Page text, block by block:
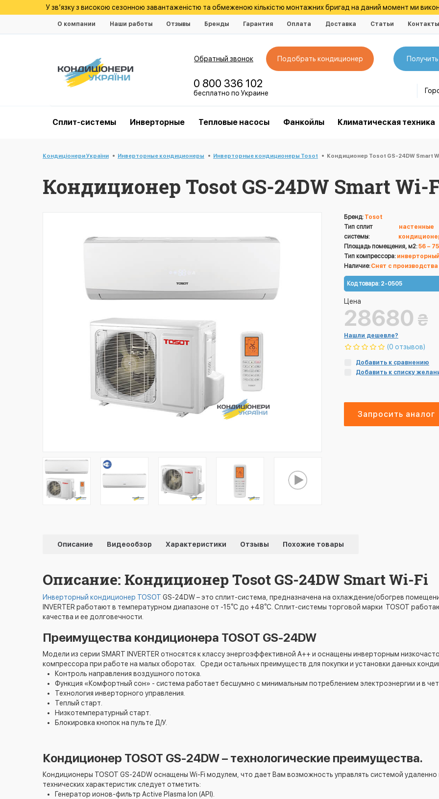
У зв’язку з високою сезонною завантаженістю та обмеженою кількістю монтажних бригад на даний момент ми
О компании Наши работы Отзывы Бренды Гарантия Оплата Доставка Статьи Контакты
Обратный звонок Подобрать кондиционер
0 800 336 102
бесплатно по Украине
Cплит-системы Инверторные Тепловые насосы Фанкойлы Климатическая техника
Кондиціонери України Инверторные кондиционеры Инверторные кондиционеры Tosot Кондиционер Tosot GS-24DW Smart
Кондиционер Tosot GS-24DW Smart Wi-
Бренд: Tosot
Тип сплит
системы:
настенные
Площадь помещения, м2:56 – 75
Тип компрессора:
Наличие:Снят с производства
Код товара: 2-0505
Цена
28680 ₴
Нашли дешевле?
(0 отзывов)
Добавить к сравнению
Добавить к списку
Запросить аналог
Описание Видеообзор Характеристики Отзывы Похожие товары
Описание: Кондиционер Tosot GS-24DW Smart Wi-Fi
Инверторный кондиционер TOSOT GS-24DW – это сплит-система, предназначена на охлаждение/обогрев
INVERTER работают в температурном диапазоне от -15⁰С до +48⁰С. Сплит-системы торговой марки TOSOT
качества и ее долговечности.
Преимущества кондиционера TOSOT GS-24DW
Модели из серии SMART INVERTER относятся к классу энергоэффективной А++ и оснащены инверторным
компрессора при работе на малых оборотах. Среди остальных преимуществ для покупки и установки данных
Контроль направления воздушного потока.
Функция «Комфортный сон» - система работает бесшумно с минимальным потреблением электроэнергии и в
Технология инверторного управления.
Теплый старт.
Низкотемпературный старт.
Блокировка кнопок на пульте Д/У.
Кондиционер TOSOT GS-24DW – технологические преимущества.
Кондиционеры TOSOT GS-24DW оснащены Wi-Fi модулем, что дает Вам возможность управлять системой
технических характеристик следует отметить:
Генератор ионов-фильтр Active Plasma Ion (API).